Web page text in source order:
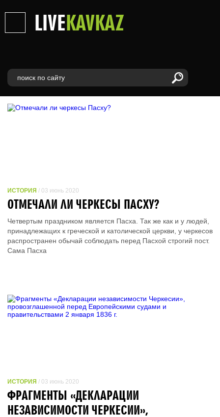
LIVEKAVKAZ
ИСТОРИЯ / 03 июнь 2020
ОТМЕЧАЛИ ЛИ ЧЕРКЕСЫ ПАСХУ?
Четвертым праздником является Пасха. Так же как и у людей,
принадлежащих к греческой и католической церкви, у черкесов
распространен обычай соблюдать перед Пасхой строгий пост.
Сама Пасха
ИСТОРИЯ / 03 июнь 2020
ФРАГМЕНТЫ «ДЕКЛАРАЦИИ
НЕЗАВИСИМОСТИ ЧЕРКЕСИИ»,